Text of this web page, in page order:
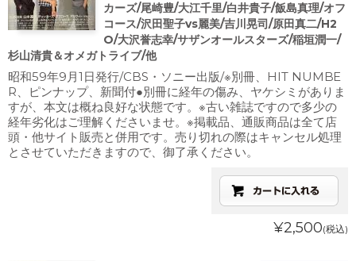
カーズ/尾崎豊/大江千里/白井貴子/飯島真理/オフ
コース/沢田聖子vs麗美/吉川晃司/原田真二/H2
O/大沢誉志幸/サザンオールスターズ/稲垣潤一/
杉山清貴＆オメガトライブ/他
昭和59年9月1日発行/CBS・ソニー出版/※別冊、HIT NUMBE
R、ピンナップ、新聞付●別冊に経年の傷み、ヤケシミがありま
すが、本文は概ね良好な状態です。※古い雑誌ですので多少の
経年劣化はご理解くださいませ。※掲載品、通販商品は全て店
頭・他サイト販売と併用です。売り切れの際はキャンセル処理
とさせていただきますので、御了承ください。
¥2,500(税込)